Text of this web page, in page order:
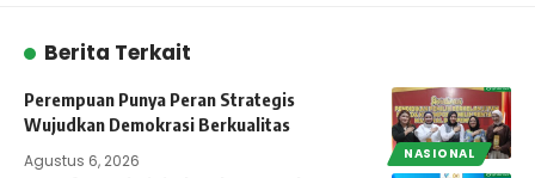
Berita Terkait
NASIONAL
Perempuan Punya Peran Strategis
Wujudkan Demokrasi Berkualitas
Agustus 6, 2026